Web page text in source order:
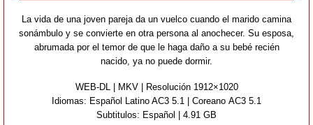
La vida de una joven pareja da un vuelco cuando el marido camina
sonámbulo y se convierte en otra persona al anochecer. Su esposa,
abrumada por el temor de que le haga daño a su bebé recién
nacido, ya no puede dormir.
WEB-DL | MKV | Resolución 1912×1020
Idiomas: Español Latino AC3 5.1 | Coreano AC3 5.1
Subtitulos: Español | 4.91 GB